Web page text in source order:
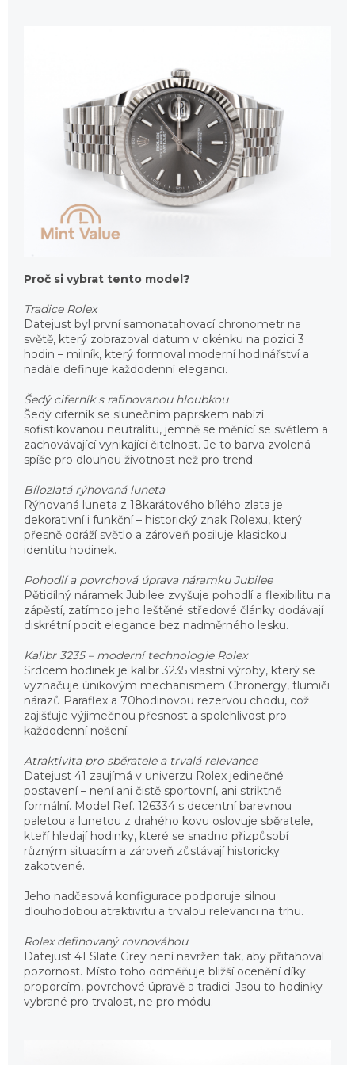
Proč si vybrat tento model?
Tradice Rolex
Datejust byl první samonatahovací chronometr na
světě, který zobrazoval datum v okénku na pozici 3
hodin – milník, který formoval moderní hodinářství a
nadále definuje každodenní eleganci.
Šedý ciferník s rafinovanou hloubkou
Šedý ciferník se slunečním paprskem nabízí
sofistikovanou neutralitu, jemně se měnící se světlem a
zachovávající vynikající čitelnost. Je to barva zvolená
spíše pro dlouhou životnost než pro trend.
Bílozlatá rýhovaná luneta
Rýhovaná luneta z 18karátového bílého zlata je
dekorativní i funkční – historický znak Rolexu, který
přesně odráží světlo a zároveň posiluje klasickou
identitu hodinek.
Pohodlí a povrchová úprava náramku Jubilee
Pětidílný náramek Jubilee zvyšuje pohodlí a flexibilitu na
zápěstí, zatímco jeho leštěné středové články dodávají
diskrétní pocit elegance bez nadměrného lesku.
Kalibr 3235 – moderní technologie Rolex
Srdcem hodinek je kalibr 3235 vlastní výroby, který se
vyznačuje únikovým mechanismem Chronergy, tlumiči
nárazů Paraflex a 70hodinovou rezervou chodu, což
zajišťuje výjimečnou přesnost a spolehlivost pro
každodenní nošení.
Atraktivita pro sběratele a trvalá relevance
Datejust 41 zaujímá v univerzu Rolex jedinečné
postavení – není ani čistě sportovní, ani striktně
formální. Model Ref. 126334 s decentní barevnou
paletou a lunetou z drahého kovu oslovuje sběratele,
kteří hledají hodinky, které se snadno přizpůsobí
různým situacím a zároveň zůstávají historicky
zakotvené.
Jeho nadčasová konfigurace podporuje silnou
dlouhodobou atraktivitu a trvalou relevanci na trhu.
Rolex definovaný rovnováhou
Datejust 41 Slate Grey není navržen tak, aby přitahoval
pozornost. Místo toho odměňuje bližší ocenění díky
proporcím, povrchové úpravě a tradici. Jsou to hodinky
vybrané pro trvalost, ne pro módu.